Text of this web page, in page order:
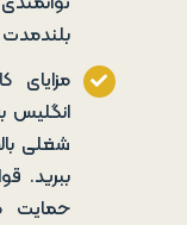
مزایای
انگلیس
شغلی
ببرید.
حمایت